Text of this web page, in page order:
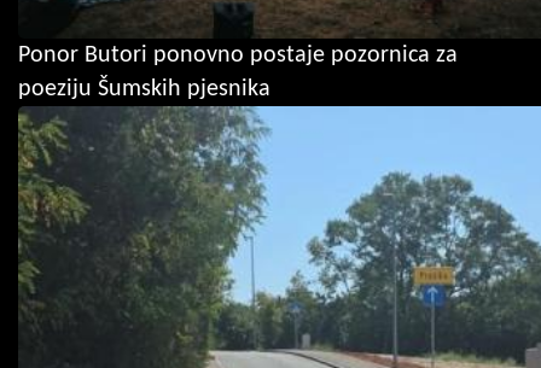
Ponor Butori ponovno postaje pozornica za
poeziju Šumskih pjesnika